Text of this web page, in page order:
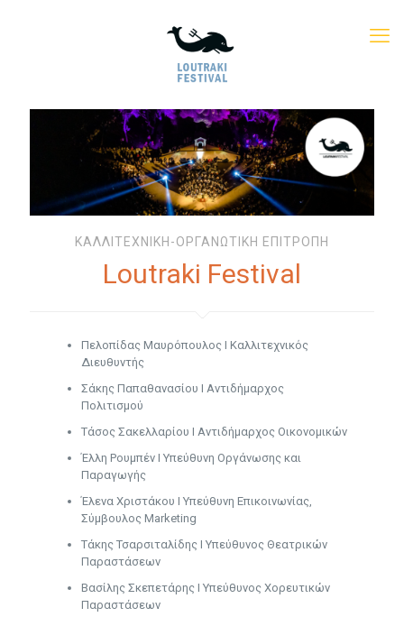
ΚΑΛΛΙΤΕΧΝΙΚΗ-ΟΡΓΑΝΩΤΙΚΗ ΕΠΙΤΡΟΠΗ
Loutraki Festival
Πελοπίδας Μαυρόπουλος Ι Καλλιτεχνικός
Διευθυντής
Σάκης Παπαθανασίου Ι Αντιδήμαρχος
Πολιτισμού
Τάσος Σακελλαρίου Ι Αντιδήμαρχος Οικονομικών
Έλλη Ρουμπέν Ι Υπεύθυνη Οργάνωσης και
Παραγωγής
Έλενα Χριστάκου Ι Υπεύθυνη Επικοινωνίας,
Σύμβουλος Marketing
Τάκης Τσαρσιταλίδης Ι Υπεύθυνος Θεατρικών
Παραστάσεων
Βασίλης Σκεπετάρης Ι Υπεύθυνος Χορευτικών
Παραστάσεων